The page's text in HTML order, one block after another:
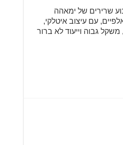
שרירים של ימאהה
עם עיצוב איטלקי,
משקל גבוה וייעוד לא ברור